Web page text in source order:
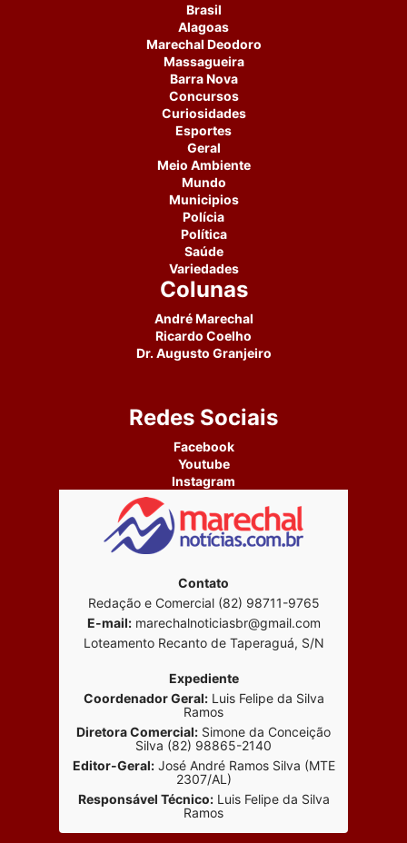
Brasil
Alagoas
Marechal Deodoro
Massagueira
Barra Nova
Concursos
Curiosidades
Esportes
Geral
Meio Ambiente
Mundo
Municipios
Polícia
Política
Saúde
Variedades
Colunas
André Marechal
Ricardo Coelho
Dr. Augusto Granjeiro
Redes Sociais
Facebook
Youtube
Instagram
Contato
Redação e Comercial (82) 98711-9765
E-mail:marechalnoticiasbr@gmail.com
Loteamento Recanto de Taperaguá, S/N
Expediente
Coordenador Geral:Luis Felipe da Silva
Ramos
Diretora Comercial: Simone da Conceição
Silva (82) 98865-2140
Editor-Geral:José André Ramos Silva (MTE
2307/AL)
Responsável Técnico:Luis Felipe da Silva
Ramos